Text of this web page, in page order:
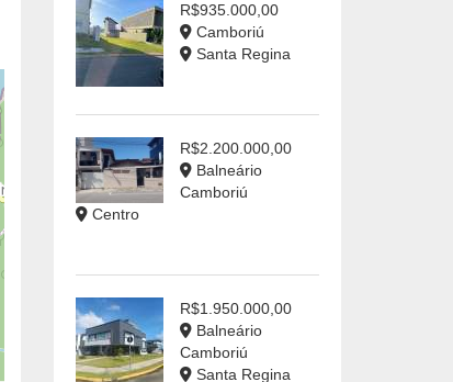
R$935.000,00
Camboriú
Santa Regina
R$2.200.000,00
Balneário
Camboriú
Centro
R$1.950.000,00
Balneário
Camboriú
Santa Regina